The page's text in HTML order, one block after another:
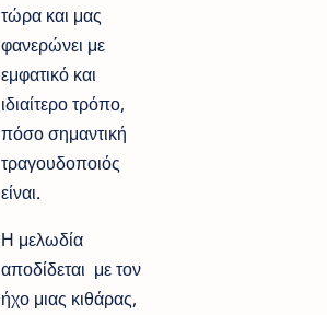
τώρα και μας
φανερώνει με
εμφατικό και
ιδιαίτερο τρόπο,
πόσο σημαντική
τραγουδοποιός
είναι.
Η μελωδία
αποδίδεται με τον
ήχο μιας κιθάρας,